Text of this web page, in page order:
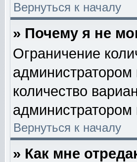
Вернуться к началу
» Почему я не
Ограничение
количество
Вернуться к началу
» Как мне